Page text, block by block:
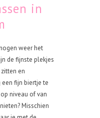
in
weer het
de fijnste plekjes
en
fijn biertje te
niveau of van
Misschien